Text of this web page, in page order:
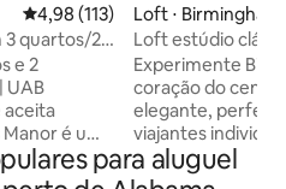
4,98 de uma avaliação média de
4,98 (113)
3 quartos/2
de
e 2
UAB
aceita
é uma
Hospital
Loft ⋅ Birmingham
Loft estúdio
centro da cidade
Experimente
coração do
elegante, perfeito
viajantes
cama king size
viscoelástica e
para aluguel